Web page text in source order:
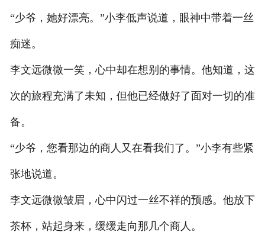
“少爷，她好漂亮。”小李低声说道，眼神中带着一丝
痴迷。
李文远微微一笑，心中却在想别的事情。他知道，这
次的旅程充满了未知，但他已经做好了面对一切的准
备。
“少爷，您看那边的商人又在看我们了。”小李有些紧
张地说道。
李文远微微皱眉，心中闪过一丝不祥的预感。他放下
茶杯，站起身来，缓缓走向那几个商人。